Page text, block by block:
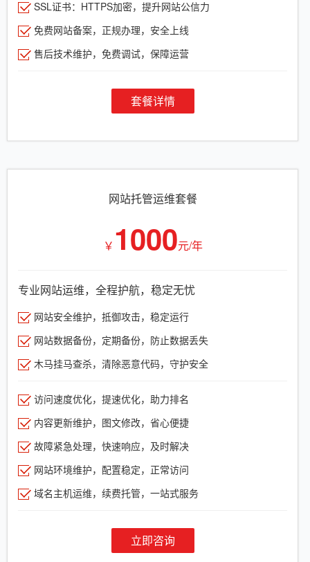
SSL证书：HTTPS加密，提升网站公信力
免费网站备案，正规办理，安全上线
售后技术维护，免费调试，保障运营
套餐详情
网站托管运维套餐
￥ 1000元/年
专业网站运维，全程护航，稳定无忧
网站安全维护，抵御攻击，稳定运行
网站数据备份，定期备份，防止数据丢失
木马挂马查杀，清除恶意代码，守护安全
访问速度优化，提速优化，助力排名
内容更新维护，图文修改，省心便捷
故障紧急处理，快速响应，及时解决
网站环境维护，配置稳定，正常访问
域名主机运维，续费托管，一站式服务
立即咨询